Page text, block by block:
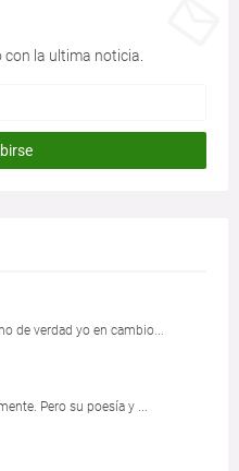
la ultima noticia.
de verdad yo en cambio...
Pero su poesía y ...